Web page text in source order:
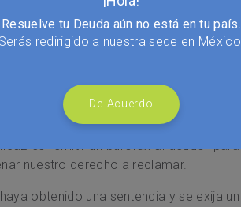
se cuenta con un plazo de 5 años
lo debido. Es importante tener en
menos tiempo se tiene para cobrar la
avanzando pese a que se abra
al deudor.
es remitir un burofax al deudor para
nuestro derecho a reclamar.
obtenido una sentencia y se exija un
Resuelve tu Deuda aún no está en tu país.
Serás redirigido a nuestra sede en México.
De Acuerdo